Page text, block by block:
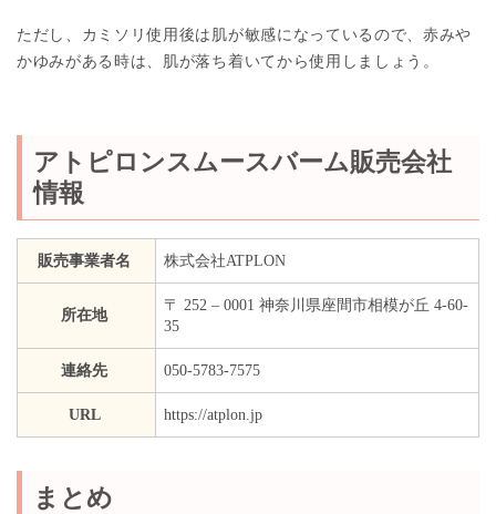
ただし、カミソリ使用後は肌が敏感になっているので、赤みや
かゆみがある時は、肌が落ち着いてから使用しましょう。
アトピロンスムースバーム販売会社
情報
販売事業者名 株式会社ATPLON
所在地
〒 252 – 0001 神奈川県座間市相模が丘 4-60-
35
連絡先 050-5783-7575
URL https://atplon.jp
まとめ